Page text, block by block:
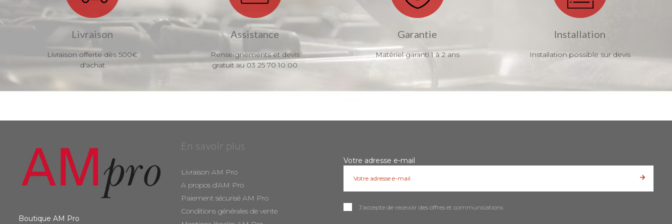
Livraison
Livraison offerte dès 500€
d'achat
Assistance
Renseignements et devis
gratuit au 03 25 70 10 00
Garantie
Matériel garanti 1 à 2 ans
Installation
Installation possible sur devis
Boutique AM Pro
En savoir plus
Livraison AM Pro
A propos d'AM Pro
Paiement sécurisé AM Pro
Conditions générales de vente
Votre adresse e-mail
J'accepte de recevoir des offres et communications